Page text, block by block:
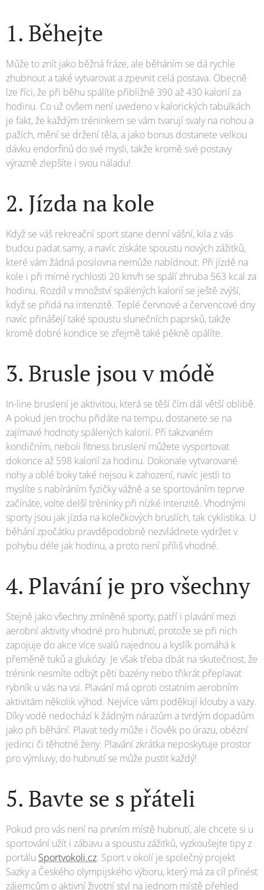
1. Běhejte
Může to znít jako běžná fráze, ale běháním se dá rychle
zhubnout a také vytvarovat a zpevnit celá postava. Obecně
lze říci, že při běhu spálíte přibližně 390 až 430 kalorií za
hodinu. Co už ovšem není uvedeno v kalorických tabulkách
je fakt, že každým tréninkem se vám tvarují svaly na nohou a
pažích, mění se držení těla, a jako bonus dostanete velkou
dávku endorfinů do své mysli, takže kromě své postavy
výrazně zlepšíte i svou náladu!
2. Jízda na kole
Když se váš rekreační sport stane denní vášní, kila z vás
budou padat samy, a navíc získáte spoustu nových zážitků,
které vám žádná posilovna nemůže nabídnout. Při jízdě na
kole i při mírné rychlosti 20 km/h se spálí zhruba 563 kcal za
hodinu. Rozdíl v množství spálených kalorií se ještě zvýší,
když se přidá na intenzitě. Teplé červnové a červencové dny
navíc přinášejí také spoustu slunečních paprsků, takže
kromě dobré kondice se zřejmě také pěkně opálíte.
3. Brusle jsou v módě
In-line bruslení je aktivitou, která se těší čím dál větší oblibě.
A pokud jen trochu přidáte na tempu, dostanete se na
zajímavé hodnoty spálených kalorií. Při takzvaném
kondičním, neboli fitness bruslení můžete vysportovat
dokonce až 598 kalorií za hodinu. Dokonale vytvarované
nohy a oblé boky také nejsou k zahození, navíc jestli to
myslíte s nabíráním fyzičky vážně a se sportováním teprve
začínáte, volte delší tréninky při nízké intenzitě. Vhodnými
sporty jsou jak jízda na kolečkových bruslích, tak cyklistika. U
běhání zpočátku pravděpodobně nezvládnete vydržet v
pohybu déle jak hodinu, a proto není příliš vhodné.
4. Plavání je pro všechny
Stejně jako všechny zmíněné sporty, patří i plavání mezi
aerobní aktivity vhodné pro hubnutí, protože se při nich
zapojuje do akce více svalů najednou a kyslík pomáhá k
přeměně tuků a glukózy. Je však třeba dbát na skutečnost, že
trénink nesmíte odbýt pěti bazény nebo třikrát přeplavat
rybník u vás na vsi. Plavání má oproti ostatním aerobním
aktivitám několik výhod. Nejvíce vám poděkují klouby a vazy.
Díky vodě nedochází k žádným nárazům a tvrdým dopadům
jako při běhání. Plavat tedy může i člověk po úrazu, obézní
jedinci či těhotné ženy. Plavání zkrátka neposkytuje prostor
pro výmluvy, do hubnutí se může pustit každý!
5. Bavte se s přáteli
Pokud pro vás není na prvním místě hubnutí, ale chcete si u
sportování užít i zábavu a spoustu zážitků, vyzkoušejte tipy z
portálu Sportvokoli.cz. Sport v okolí je společný projekt
Sazky a Českého olympijského výboru, který má za cíl přinést
zájemcům o aktivní životní styl na jednom místě přehled